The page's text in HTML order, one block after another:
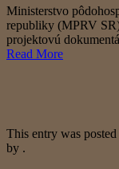
Ministerstvo
republiky (MPRV
projektovú
Read More
This entry was posted
by .